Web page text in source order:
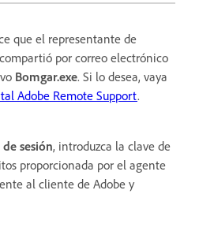
que el representante de
por correo electrónico
Bomgar.exe. Si lo desea, vaya
Adobe Remote Support.
de sesión, introduzca la clave de
proporcionada por el agente
al cliente de Adobe y